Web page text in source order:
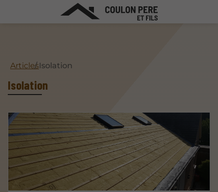
ArticlesIsolation
Isolation